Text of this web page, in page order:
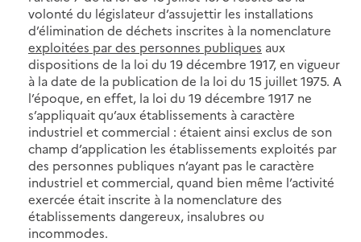
volonté du législateur d’assujettir les installations
d’élimination de déchets inscrites à la nomenclature
exploitées par des personnes publiques aux
dispositions de la loi du 19 décembre 1917, en vigueur
à la date de la publication de la loi du 15 juillet 1975. A
l’époque, en effet, la loi du 19 décembre 1917 ne
s’appliquait qu’aux établissements à caractère
industriel et commercial : étaient ainsi exclus de son
champ d’application les établissements exploités par
des personnes publiques n’ayant pas le caractère
industriel et commercial, quand bien même l’activité
exercée était inscrite à la nomenclature des
établissements dangereux, insalubres ou
incommodes.